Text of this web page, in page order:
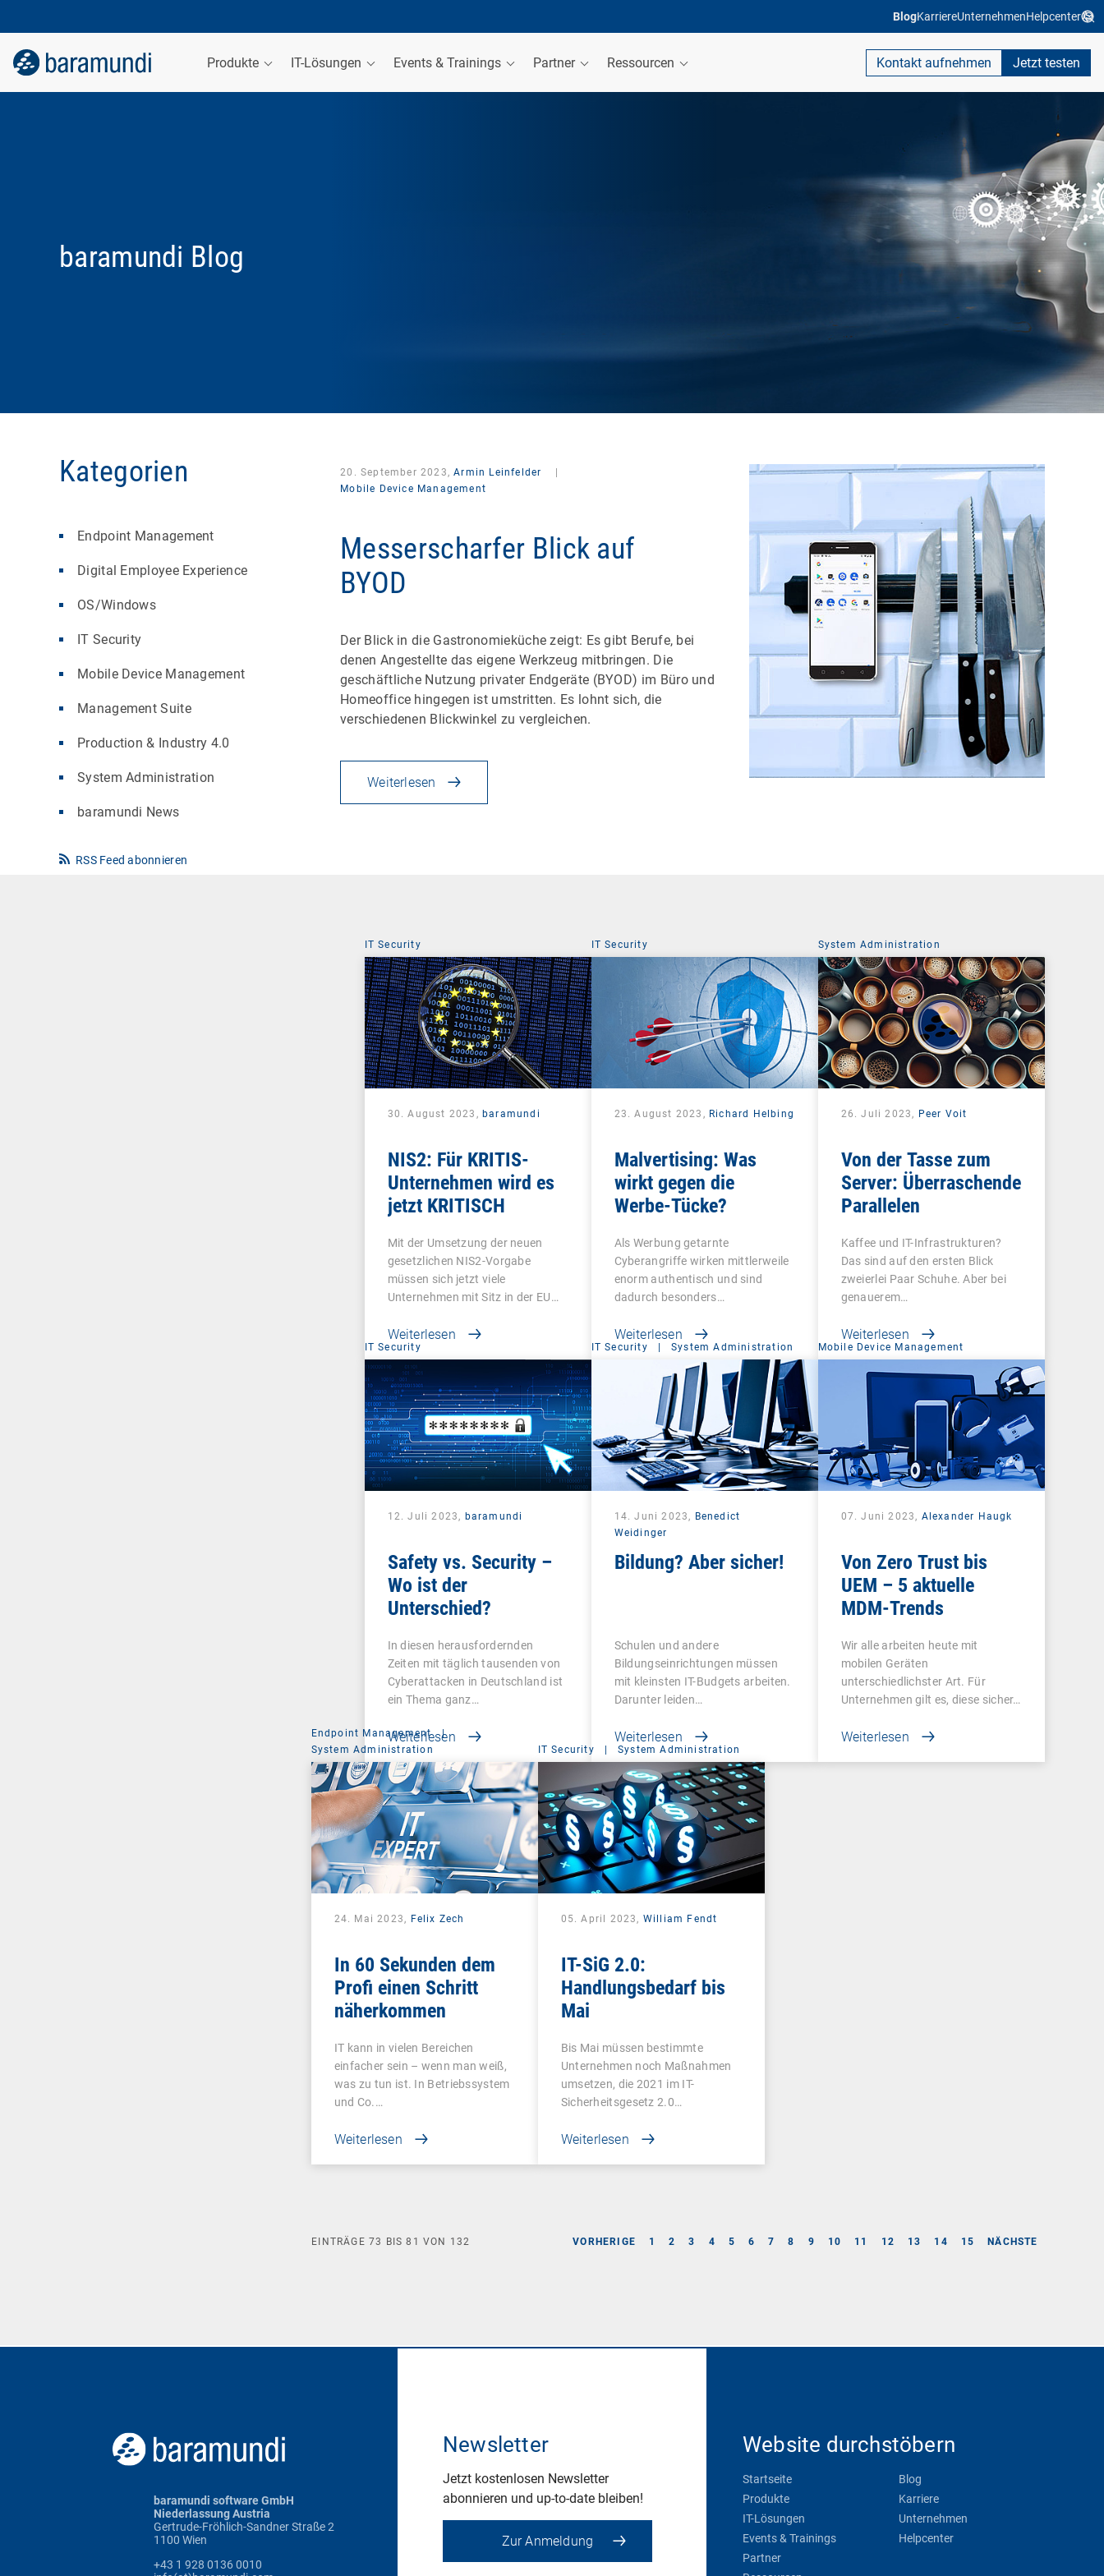
BlogKarriereUnternehmenHelpcenter
Produkte IT-Lösungen Events & Trainings Partner Ressourcen Kontakt aufnehmen Jetzt testen
baramundi Blog
Kategorien
Endpoint Management
Digital Employee Experience
OS/Windows
IT Security
Mobile Device Management
Management Suite
Production & Industry 4.0
System Administration
baramundi News
RSS Feed abonnieren
20. September 2023,Armin Leinfelder
Mobile Device Management
Messerscharfer Blick auf
BYOD
Der Blick in die Gastronomieküche zeigt: Es gibt Berufe, bei
denen Angestellte das eigene Werkzeug mitbringen. Die
geschäftliche Nutzung privater Endgeräte (BYOD) im Büro und
Homeoffice hingegen ist umstritten. Es lohnt sich, die
verschiedenen Blickwinkel zu vergleichen.
Weiterlesen
IT Security
30. August 2023, baramundi
NIS2: Für KRITIS-
Unternehmen wird es
jetzt KRITISCH
Mit der Umsetzung der neuen
gesetzlichen NIS2-Vorgabe
müssen sich jetzt viele
Unternehmen mit Sitz in der EU…
Weiterlesen
IT Security
23. August 2023, Richard Helbing
Malvertising: Was
wirkt gegen die
Werbe-Tücke?
Als Werbung getarnte
Cyberangriffe wirken mittlerweile
enorm authentisch und sind
dadurch besonders…
Weiterlesen
System Administration
26. Juli 2023, Peer Voit
Von der Tasse zum
Server: Überraschende
Parallelen
Kaffee und IT-Infrastrukturen?
Das sind auf den ersten Blick
zweierlei Paar Schuhe. Aber bei
genauerem…
Weiterlesen
IT Security
12. Juli 2023, baramundi
Safety vs. Security –
Wo ist der
Unterschied?
In diesen herausfordernden
Zeiten mit täglich tausenden von
Cyberattacken in Deutschland ist
ein Thema ganz…
Weiterlesen
IT Security | System Administration
14. Juni 2023, Benedict
Weidinger
Bildung? Aber sicher!
Schulen und andere
Bildungseinrichtungen müssen
mit kleinsten IT-Budgets arbeiten.
Darunter leiden…
Weiterlesen
Mobile Device Management
07. Juni 2023, Alexander Haugk
Von Zero Trust bis
UEM – 5 aktuelle
MDM-Trends
Wir alle arbeiten heute mit
mobilen Geräten
unterschiedlichster Art. Für
Unternehmen gilt es, diese sicher…
Weiterlesen
Endpoint Management
|
System Administration
24. Mai 2023, Felix Zech
In 60 Sekunden dem
Profi einen Schritt
näherkommen
IT kann in vielen Bereichen
einfacher sein – wenn man weiß,
was zu tun ist. In Betriebssystem
und Co.…
Weiterlesen
IT Security | System Administration
05. April 2023, William Fendt
IT-SiG 2.0:
Handlungsbedarf bis
Mai
Bis Mai müssen bestimmte
Unternehmen noch Maßnahmen
umsetzen, die 2021 im IT-
Sicherheitsgesetz 2.0…
Weiterlesen
VORHERIGE 1 2 3 4 5 6 7 8 9 10 11 12 13 14 15 NÄCHSTE
EINTRÄGE 73 BIS81 VON 132
baramundi software GmbH
Niederlassung Austria
Gertrude-Fröhlich-Sandner Straße 2
1100 Wien
+43 1 928 0136 0010
Newsletter
Jetzt kostenlosen Newsletter
abonnieren und up-to-date bleiben!
Zur Anmeldung
Website durchstöbern
Startseite
Produkte
IT-Lösungen
Events & Trainings
Partner
Blog
Karriere
Unternehmen
Helpcenter